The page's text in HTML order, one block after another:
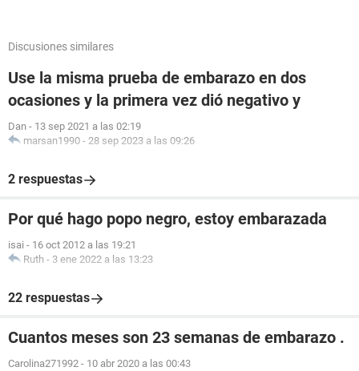
Discusiones similares
Use la misma prueba de embarazo en dos
ocasiones y la primera vez dió negativo y
Dan - 13 sep 2021 a las 02:19
marsan1990 - 28 sep 2023 a las 09:26
2 respuestas
Por qué hago popo negro, estoy embarazada
isai - 16 oct 2012 a las 19:21
Ruth - 3 ene 2022 a las 13:23
22 respuestas
Cuantos meses son 23 semanas de embarazo .
Carolina271992 - 10 abr 2020 a las 00:43